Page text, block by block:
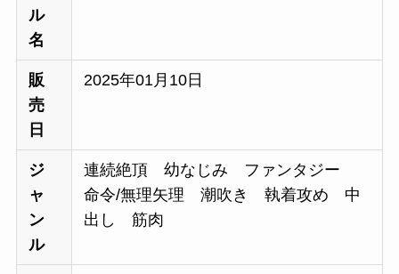
ル
名
販
売
日
2025年01月10日
ジ
ャ
ン
ル
連続絶頂 幼なじみ ファンタジー
命令/無理矢理 潮吹き 執着攻め 中
出し 筋肉